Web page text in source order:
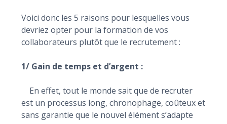
Voici donc les 5 raisons pour lesquelles vous
devriez opter pour la formation de vos
collaborateurs plutôt que le recrutement :
1/ Gain de temps et d’argent :
En effet, tout le monde sait que de recruter
est un processus long, chronophage, coûteux et
sans garantie que le nouvel élément s’adapte